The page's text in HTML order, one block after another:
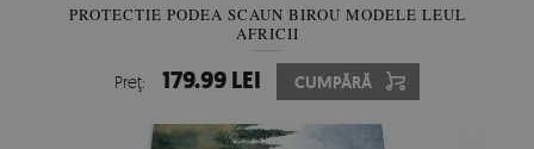
PROTECTIE PODEA SCAUN BIROU MODELE LEUL
AFRICII
Preţ: 179.99 LEI CUMPĂRĂ